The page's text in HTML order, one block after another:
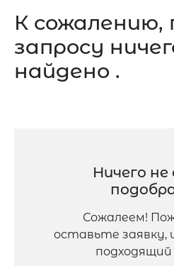
К
запросу
найдено .
Ничего не
Сожалеем!
оставьте заявку,